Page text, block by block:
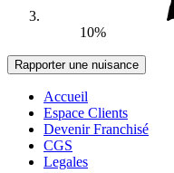
10%
Accueil
Espace Clients
Devenir Franchisé
CGS
Legales